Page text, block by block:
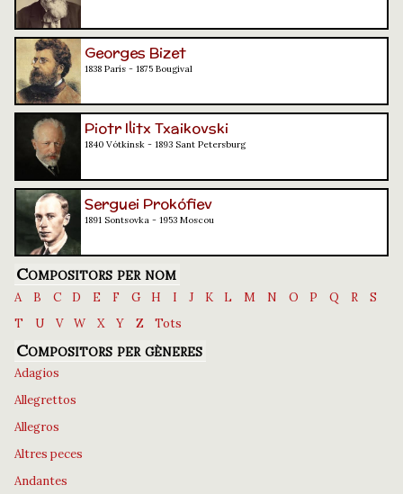
Georges Bizet
1838 París - 1875 Bougival
Piotr Ilitx Txaikovski
1840 Vótkinsk - 1893 Sant Petersburg
Serguei Prokófiev
1891 Sontsovka - 1953 Moscou
Compositors per nom
A B C D E F G H I J K L M N O P Q R
S
T
U V W X Y Z Tots
Compositors per gèneres
Adagios
Allegrettos
Allegros
Altres peces
Andantes